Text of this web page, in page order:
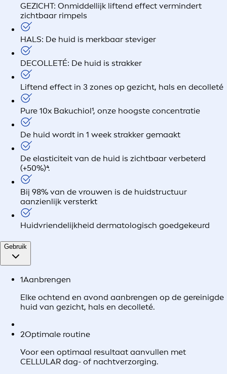
GEZICHT: Onmiddellijk liftend effect vermindert
zichtbaar rimpels
HALS: De huid is merkbaar steviger
DECOLLETÉ: De huid is strakker
Liftend effect in 3 zones op gezicht, hals en decolleté
Pure 10x Bakuchiol¹, onze hoogste concentratie
De huid wordt in 1 week strakker gemaakt
De elasticiteit van de huid is zichtbaar verbeterd
(+50%)⁴.
Bij 98% van de vrouwen is de huidstructuur
aanzienlijk versterkt
Huidvriendelijkheid dermatologisch goedgekeurd
Gebruik
1Aanbrengen
Elke ochtend en avond aanbrengen op de gereinigde
huid van gezicht, hals en decolleté.
2Optimale routine
Voor een optimaal resultaat aanvullen met
CELLULAR dag- of nachtverzorging.